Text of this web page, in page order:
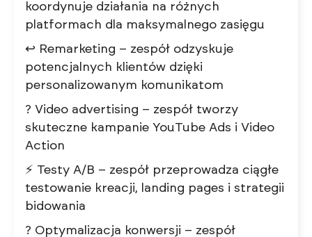
koordynuje działania na różnych
platformach dla maksymalnego zasięgu
↩️ Remarketing – zespół odzyskuje
potencjalnych klientów dzięki
personalizowanym komunikatom
? Video advertising – zespół tworzy
skuteczne kampanie YouTube Ads i Video
Action
⚡ Testy A/B – zespół przeprowadza ciągłe
testowanie kreacji, landing pages i strategii
bidowania
? Optymalizacja konwersji – zespół